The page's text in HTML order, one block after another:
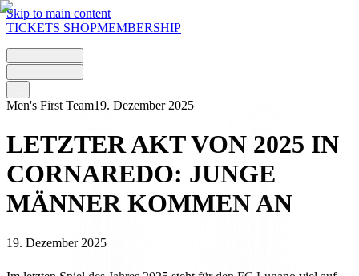
Skip to main content
TICKETS SHOPMEMBERSHIP
Men's First Team19. Dezember 2025
LETZTER AKT VON 2025 IN
CORNAREDO: JUNGE
MÄNNER KOMMEN AN
19. Dezember 2025